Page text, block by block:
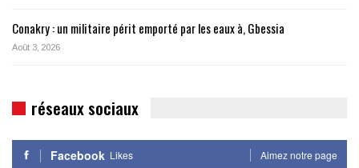
Conakry : un militaire périt emporté par les eaux à, Gbessia
Août 3, 2026
réseaux sociaux
Facebook Likes Aimez notre page